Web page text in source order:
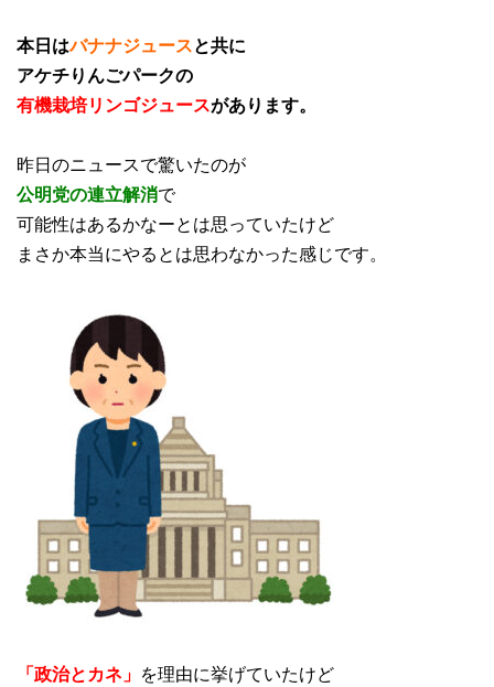
本日はバナナジュースと共に
アケチりんごパークの
有機栽培リンゴジュースがあります。
昨日のニュースで驚いたのが
公明党の連立解消で
可能性はあるかなーとは思っていたけど
まさか本当にやるとは思わなかった感じです。
「政治とカネ」 を理由に挙げていたけど